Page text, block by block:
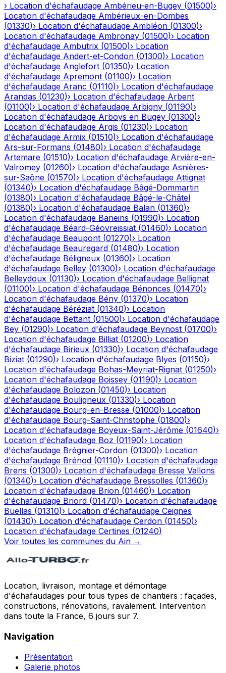
› Location d'échafaudage Ambérieu-en-Bugey (01500)›
Location d'échafaudage Ambérieux-en-Dombes
(01330)› Location d'échafaudage Ambléon (01300)›
Location d'échafaudage Ambronay (01500)› Location
d'échafaudage Ambutrix (01500)› Location
d'échafaudage Andert-et-Condon (01300)› Location
d'échafaudage Anglefort (01350)› Location
d'échafaudage Apremont (01100)› Location
d'échafaudage Aranc (01110)› Location d'échafaudage
Arandas (01230)› Location d'échafaudage Arbent
(01100)› Location d'échafaudage Arbigny (01190)›
Location d'échafaudage Arboys en Bugey (01300)›
Location d'échafaudage Argis (01230)› Location
d'échafaudage Armix (01510)› Location d'échafaudage
Ars-sur-Formans (01480)› Location d'échafaudage
Artemare (01510)› Location d'échafaudage Arvière-en-
Valromey (01260)› Location d'échafaudage Asnières-
sur-Saône (01570)› Location d'échafaudage Attignat
(01340)› Location d'échafaudage Bâgé-Dommartin
(01380)› Location d'échafaudage Bâgé-le-Châtel
(01380)› Location d'échafaudage Balan (01360)›
Location d'échafaudage Baneins (01990)› Location
d'échafaudage Béard-Géovreissiat (01460)› Location
d'échafaudage Beaupont (01270)› Location
d'échafaudage Beauregard (01480)› Location
d'échafaudage Béligneux (01360)› Location
d'échafaudage Belley (01300)› Location d'échafaudage
Belleydoux (01130)› Location d'échafaudage Bellignat
(01100)› Location d'échafaudage Bénonces (01470)›
Location d'échafaudage Bény (01370)› Location
d'échafaudage Béréziat (01340)› Location
d'échafaudage Bettant (01500)› Location d'échafaudage
Bey (01290)› Location d'échafaudage Beynost (01700)›
Location d'échafaudage Billiat (01200)› Location
d'échafaudage Birieux (01330)› Location d'échafaudage
Biziat (01290)› Location d'échafaudage Blyes (01150)›
Location d'échafaudage Bohas-Meyriat-Rignat (01250)›
Location d'échafaudage Boissey (01190)› Location
d'échafaudage Bolozon (01450)› Location
d'échafaudage Bouligneux (01330)› Location
d'échafaudage Bourg-en-Bresse (01000)› Location
d'échafaudage Bourg-Saint-Christophe (01800)›
Location d'échafaudage Boyeux-Saint-Jérôme (01640)›
Location d'échafaudage Boz (01190)› Location
d'échafaudage Brégnier-Cordon (01300)› Location
d'échafaudage Brénod (01110)› Location d'échafaudage
Brens (01300)› Location d'échafaudage Bresse Vallons
(01340)› Location d'échafaudage Bressolles (01360)›
Location d'échafaudage Brion (01460)› Location
d'échafaudage Briord (01470)› Location d'échafaudage
Buellas (01310)› Location d'échafaudage Ceignes
(01430)› Location d'échafaudage Cerdon (01450)›
Location d'échafaudage Certines (01240)
Voir toutes les communes du Ain →
Location, livraison, montage et démontage
d'échafaudages pour tous types de chantiers : façades,
constructions, rénovations, ravalement. Intervention
dans toute la France, 6 jours sur 7.
Navigation
Présentation
Galerie photos